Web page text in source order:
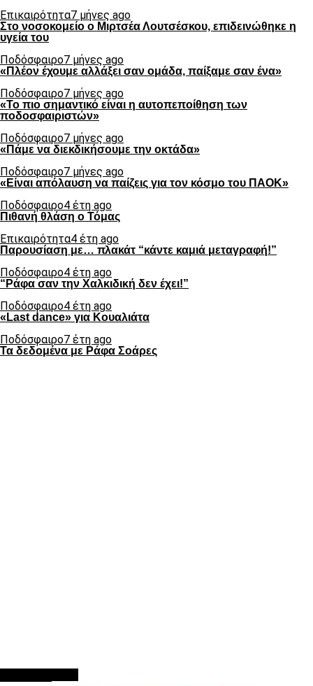
Επικαιρότητα7 μήνες ago
Στο νοσοκομείο ο Μιρτσέα Λουτσέσκου, επιδεινώθηκε η
υγεία του
Ποδόσφαιρο7 μήνες ago
«Πλέον έχουμε αλλάξει σαν ομάδα, παίξαμε σαν ένα»
Ποδόσφαιρο7 μήνες ago
«Το πιο σημαντικό είναι η αυτοπεποίθηση των
ποδοσφαιριστών»
Ποδόσφαιρο7 μήνες ago
«Πάμε να διεκδικήσουμε την οκτάδα»
Ποδόσφαιρο7 μήνες ago
«Είναι απόλαυση να παίζεις για τον κόσμο του ΠΑΟΚ»
Ποδόσφαιρο4 έτη ago
Πιθανή θλάση ο Τόμας
Επικαιρότητα4 έτη ago
Παρουσίαση με… πλακάτ “κάντε καμιά μεταγραφή!”
Ποδόσφαιρο4 έτη ago
“Ράφα σαν την Χαλκιδική δεν έχει!”
Ποδόσφαιρο4 έτη ago
«Last dance» για Κουαλιάτα
Ποδόσφαιρο7 έτη ago
Τα δεδομένα με Ράφα Σοάρες